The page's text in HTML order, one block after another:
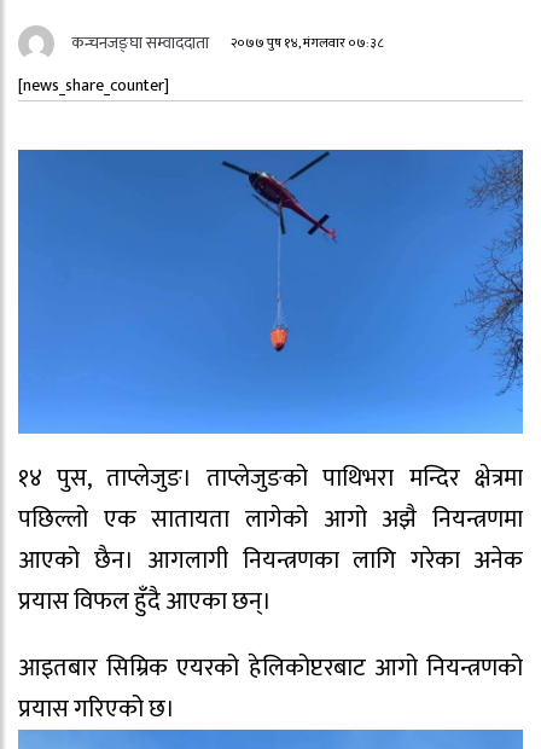
कन्चनजङ्घा सम्वाददाता २०७७ पुष १४, मंगलवार ०७:३८
[news_share_counter]
१४ पुस, ताप्लेजुङ। ताप्लेजुङको पाथिभरा मन्दिर क्षेत्रमा
पछिल्लो एक सातायता लागेको आगो अझै नियन्त्रणमा
आएको छैन। आगलागी नियन्त्रणका लागि गरेका अनेक
प्रयास विफल हुँदै आएका छन्।
आइतबार सिम्रिक एयरको हेलिकोप्टरबाट आगो नियन्त्रणको
प्रयास गरिएको छ।